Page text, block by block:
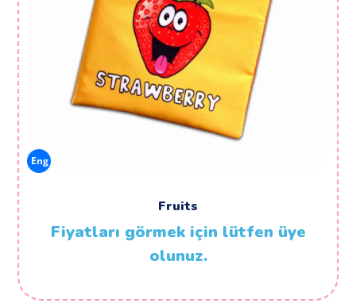
Eng
Fruits
Fiyatları görmek için lütfen üye
olunuz.